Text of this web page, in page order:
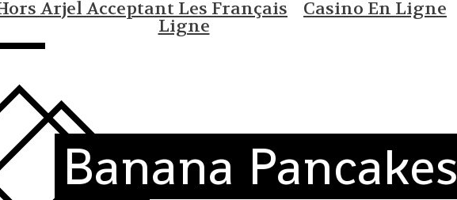
Arjel Acceptant Les Français Casino En Ligne
Ligne
Banana Pancakes